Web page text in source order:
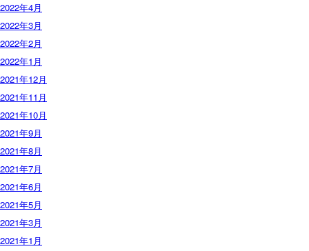
2022年4月
2022年3月
2022年2月
2022年1月
2021年12月
2021年11月
2021年10月
2021年9月
2021年8月
2021年7月
2021年6月
2021年5月
2021年3月
2021年1月